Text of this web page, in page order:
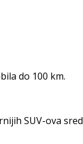
do 100 km.
SUV-ova